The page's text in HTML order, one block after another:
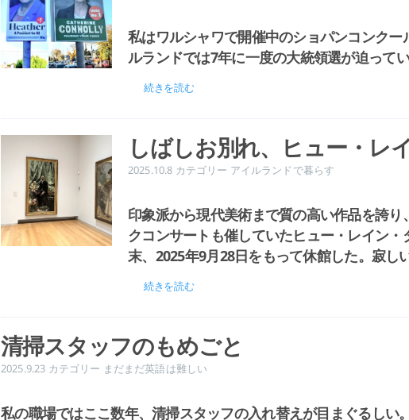
私はワルシャワで開催中のショパンコンク
ルランドでは7年に一度の大統領選が迫ってい
続きを読む
しばしお別れ、ヒュー・レ
2025.10.8 カテゴリー アイルランドで暮らす
印象派から現代美術まで質の高い作品を誇
クコンサートも催していたヒュー・レイン
末、2025年9月28日をもって休館した。寂し
続きを読む
清掃スタッフのもめごと
2025.9.23 カテゴリー まだまだ英語は難しい
私の職場ではここ数年、清掃スタッフの入れ替えが目まぐるしい。